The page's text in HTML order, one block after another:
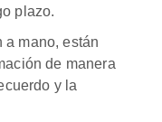
plazo.
a mano, están
de manera
y la